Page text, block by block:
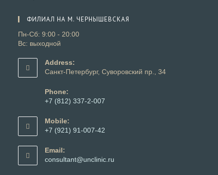
вкладке
ФИЛИАЛ НА М. ЧЕРНЫШЕВСКАЯ
Пн-Сб: 9:00 - 20:00
Вс: выходной
Address:
Санкт-Петербург, Суворовский пр., 34
Phone:
+7 (812) 337-2-007
в
вашем
Mobile:
+7 (921) 91-007-42
в
вашем
Email:
consultant@unclinic.ru